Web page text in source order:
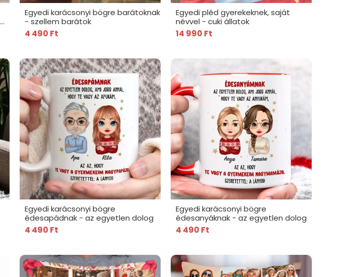
Egyedi karácsonyi bögre barátoknak
- szellem barátok
4 490 Ft
Egyedi pléd gyerekeknek, saját
névvel - cuki állatok
14 990 Ft
Egyedi karácsonyi bögre
édesapádnak - az egyetlen dolog
4 490 Ft
Egyedi karácsonyi bögre
édesanyáknak - az egyetlen dolog
4 490 Ft